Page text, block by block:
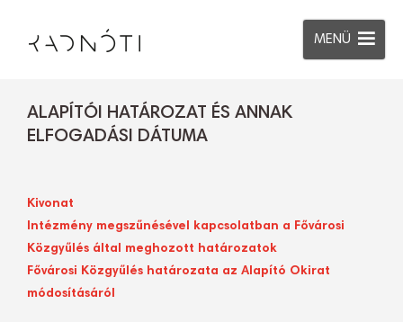
MENÜ
ALAPÍTÓI HATÁROZAT ÉS ANNAK
ELFOGADÁSI DÁTUMA
Kivonat
Intézmény megszűnésével kapcsolatban a Fővárosi
Közgyűlés által meghozott határozatok
Fővárosi Közgyűlés határozata az Alapító Okirat
módosításáról